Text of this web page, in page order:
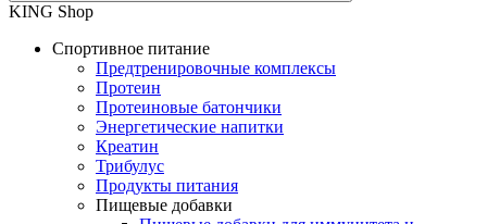
KING Shop
Спортивное питание
Предтренировочные комплексы
Протеин
Протеиновые батончики
Энергетические напитки
Креатин
Трибулус
Продукты питания
Пищевые добавки